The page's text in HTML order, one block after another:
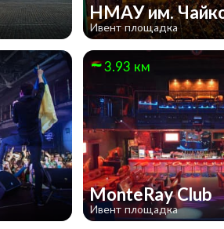
НМАУ им.
Ивент площадка
3.93 км
MonteRay Club
Ивент площадка